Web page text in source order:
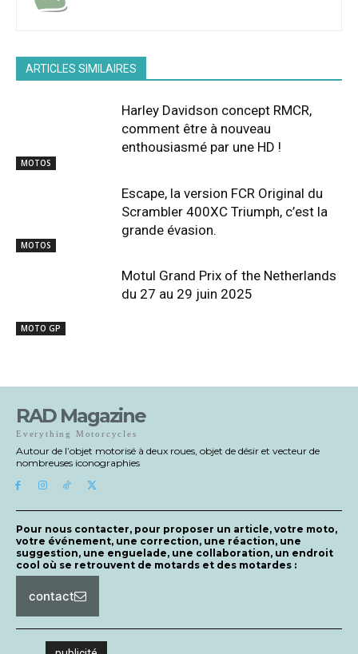
ARTICLES SIMILAIRES
MOTOS
Harley Davidson concept RMCR,
comment être à nouveau
enthousiasmé par une HD !
MOTOS
Escape, la version FCR Original du
Scrambler 400XC Triumph, c’est la
grande évasion.
MOTO GP
Motul Grand Prix of the Netherlands
du 27 au 29 juin 2025
RAD Magazine
Everything Motorcycles
Autour de l’objet motorisé à deux roues, objet de désir et vecteur de
nombreuses iconographies
Pour nous contacter, pour proposer un article, votre moto,
votre événement, une correction, une réaction, une
suggestion, une enguelade, une collaboration, un endroit
cool où se retrouvent de motards et des motardes :
contact